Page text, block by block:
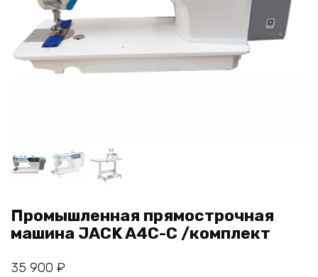
Промышленная прямострочная
машина JACK A4C-C /комплект
35 900 ₽